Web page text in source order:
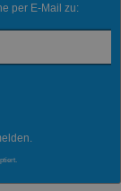
per E-Mail zu: